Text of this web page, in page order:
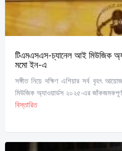
টিএমএসএস-চ্যানেল আই মিউজিক
মমো ইন-এ
সঙ্গীত নিয়ে দক্ষিণ এশিয়ার সর্ব বৃহৎ
মিউজিক অ্যাওয়ার্ডস ২০২৫-এর
বিস্তারিত